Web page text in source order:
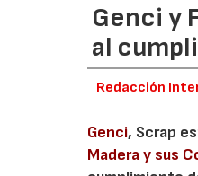
Genci y
al
Redacción
Genci, Scrap
Madera y sus